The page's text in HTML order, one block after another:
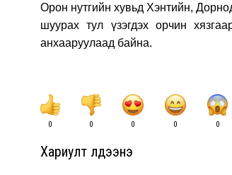
Орон нутгийн хувьд Хэнтийн,
шуурах тул үзэгдэх орчин
анхааруулаад байна.
0 0 0 0 0
Хариулт үлдээнэ үү